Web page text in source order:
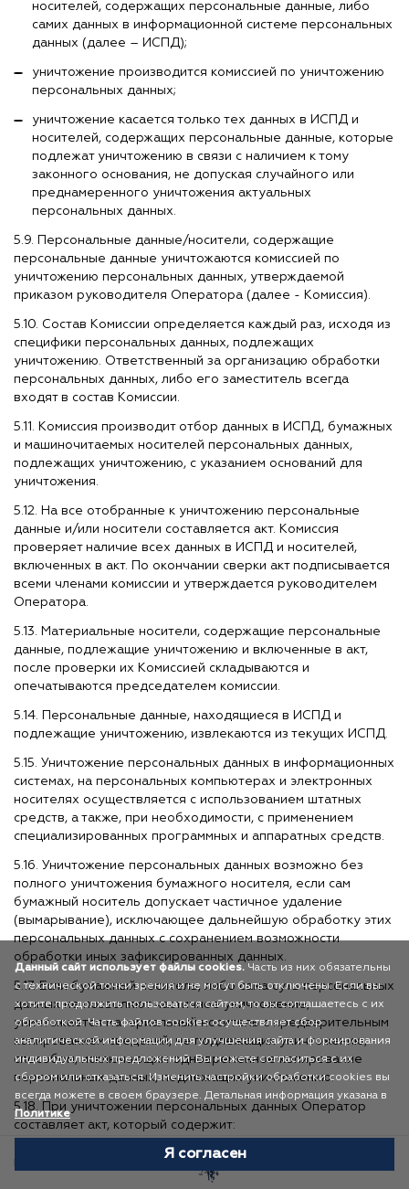
носителей, содержащих персональные данные, либо
самих данных в информационной системе персональных
данных (далее – ИСПД);
уничтожение производится комиссией по уничтожению
персональных данных;
уничтожение касается только тех данных в ИСПД и
носителей, содержащих персональные данные, которые
подлежат уничтожению в связи с наличием к тому
законного основания, не допуская случайного или
преднамеренного уничтожения актуальных
персональных данных.
5.9. Персональные данные/носители, содержащие
персональные данные уничтожаются комиссией по
уничтожению персональных данных, утверждаемой
приказом руководителя Оператора (далее - Комиссия).
5.10. Состав Комиссии определяется каждый раз, исходя из
специфики персональных данных, подлежащих
уничтожению. Ответственный за организацию обработки
персональных данных, либо его заместитель всегда
входят в состав Комиссии.
5.11. Комиссия производит отбор данных в ИСПД, бумажных
и машиночитаемых носителей персональных данных,
подлежащих уничтожению, с указанием оснований для
уничтожения.
5.12. На все отобранные к уничтожению персональные
данные и/или носители составляется акт. Комиссия
проверяет наличие всех данных в ИСПД и носителей,
включенных в акт. По окончании сверки акт подписывается
всеми членами комиссии и утверждается руководителем
Оператора.
5.13. Материальные носители, содержащие персональные
данные, подлежащие уничтожению и включенные в акт,
после проверки их Комиссией складываются и
опечатываются председателем комиссии.
5.14. Персональные данные, находящиеся в ИСПД и
подлежащие уничтожению, извлекаются из текущих ИСПД.
5.15. Уничтожение персональных данных в информационных
системах, на персональных компьютерах и электронных
носителях осуществляется с использованием штатных
средств, а также, при необходимости, с применением
специализированных программных и аппаратных средств.
5.16. Уничтожение персональных данных возможно без
полного уничтожения бумажного носителя, если сам
бумажный носитель допускает частичное удаление
(вымарывание), исключающее дальнейшую обработку этих
персональных данных с сохранением возможности
обработки иных зафиксированных данных.
5.17. Если бумажный носитель, либо сама суть персональных
данных не позволяют частичное уничтожение,
уничтожается материальный носитель с предварительным
копированием сведений, не подлежащих уничтожению,
способом, исключающим одновременное копирование
персональных данных, подлежащих уничтожению.
5.18. При уничтожении персональных данных Оператор
составляет акт, который содержит:
наименование и адрес Оператора;
наименование (юридического лица) или фамилию, имя,
Данный сайт использует файлы cookies. Часть из них обязательны
с технической точки зрения и не могут быть отключены. Если вы
хотите продолжить пользоваться сайтом, то вы соглашаетесь с их
обработкой. Часть файлов cookies осуществляет сбор
аналитической информации для улучшения сайта и формирования
индивидуальных предложений. Вы можете согласиться с их
сбором или отказаться. Изменить настройки обработки cookies вы
всегда можете в своем браузере. Детальная информация указана в
Политике
Я согласен